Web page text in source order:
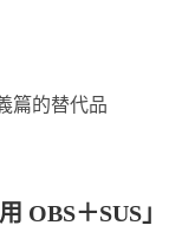
篇的替代品
OBS＋SUS」